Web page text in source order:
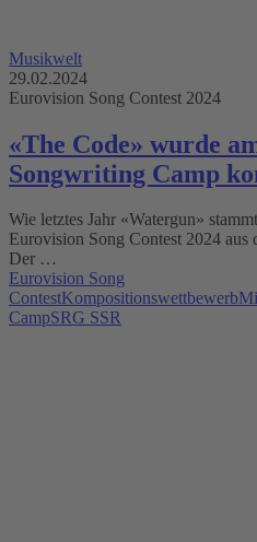
Musikwelt
29.02.2024
Eurovision Song Contest 2024
«The Code» wurde
Songwriting Camp
Wie letztes Jahr «Watergun»
Eurovision Song Contest 2024
Der …
Eurovision Song
ContestKompositionswettbewerb
CampSRG SSR